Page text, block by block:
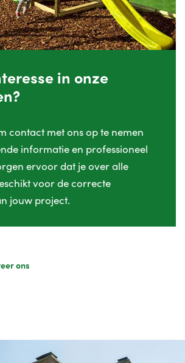
in onze
contact met ons op te nemen
informatie en professioneel
ervoor dat je over alle
voor de correcte
jouw project.
ons